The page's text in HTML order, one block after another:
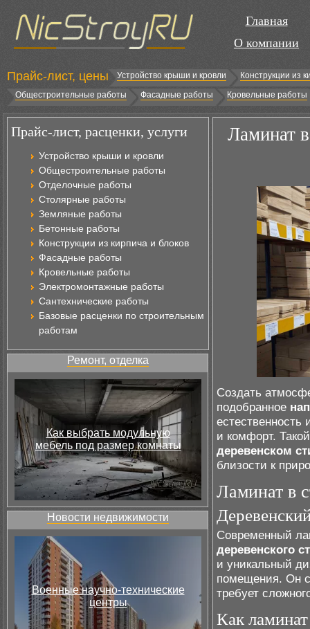
Главная
О компании
Прайс-лист, цены Устройство крыши и кровли
Конструкции из
Общестроительные работы
Фасадные работы Кровельные работы
Прайс-лист, расценки, услуги
Устройство крыши и кровли
Общестроительные работы
Отделочные работы
Столярные работы
Земляные работы
Бетонные работы
Конструкции из кирпича и блоков
Фасадные работы
Кровельные работы
Электромонтажные работы
Сантехнические работы
Базовые расценки по строительным
работам
Ремонт, отделка
Как выбрать модульную
мебель под размер комнаты
Новости недвижимости
Военные научно-технические
центры
Ламинат
Создать
подобранное
естественность
и комфорт.
деревенском
близости к
Ламинат в
Современный
деревенского
и уникальный
помещения. Он
требует
Как